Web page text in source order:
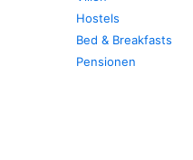
Hostels
Bed & Breakfasts
Pensionen